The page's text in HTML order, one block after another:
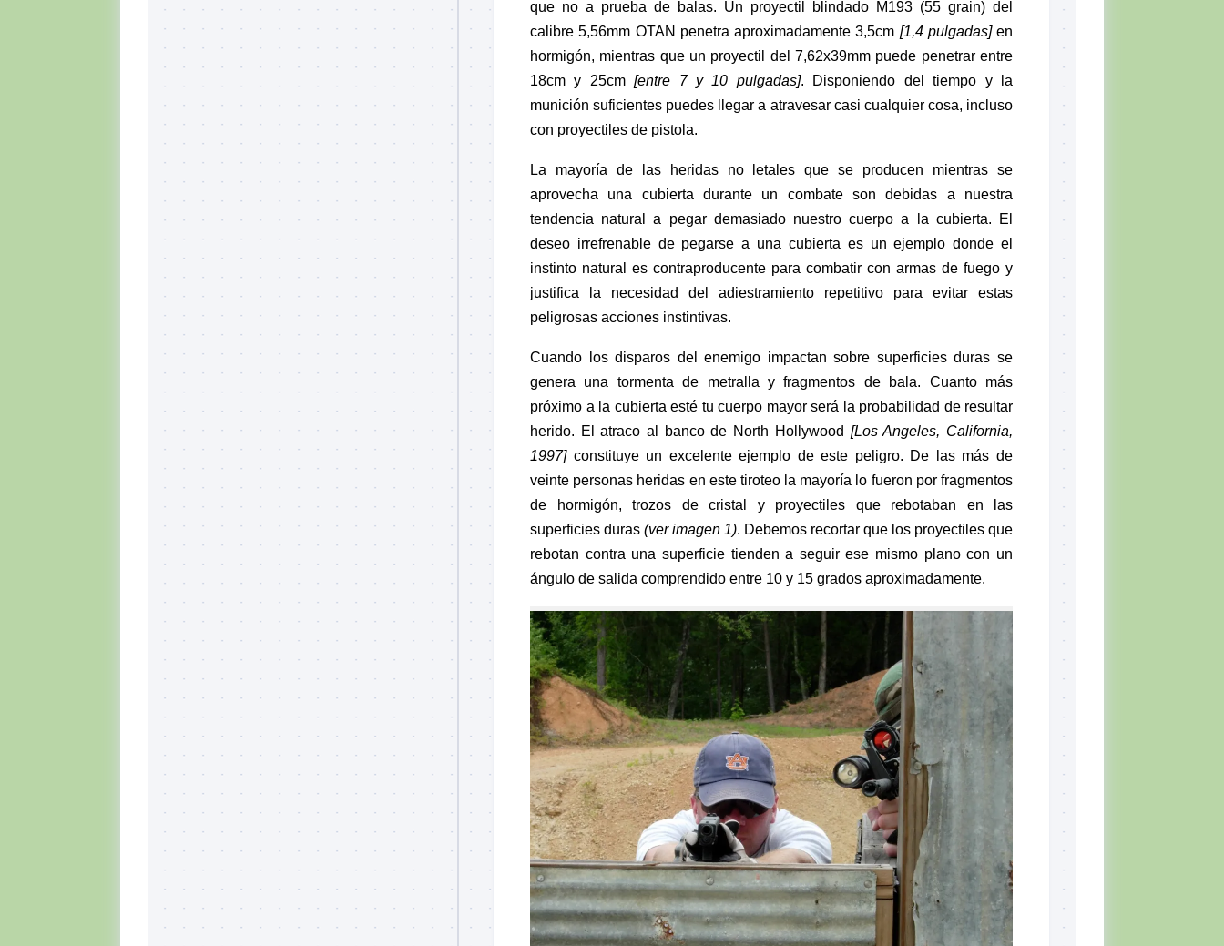
que no a prueba de balas. Un proyectil blindado M193 (55 grain) del
calibre 5,56mm OTAN penetra aproximadamente 3,5cm [1,4 pulgadas]en
hormigón, mientras que un proyectil del 7,62x39mm puede penetrar entre
18cm y 25cm[entre 7 y 10 pulgadas]. Disponiendo del tiempo y la
munición suficientes puedes llegar a atravesar casi cualquier cosa, incluso
con proyectiles de pistola.
La mayoría de las heridas no letales que se producen mientras se
aprovecha una cubierta durante un combate son debidas a nuestra
tendencia natural a pegar demasiado nuestro cuerpo a la cubierta. El
deseo irrefrenable de pegarse a una cubierta es un ejemplo donde el
instinto natural es contraproducente para combatir con armas de fuego y
justifica la necesidad del adiestramiento repetitivo para evitar estas
peligrosas acciones instintivas.
Cuando los disparos del enemigo impactan sobre superficies duras se
genera una tormenta de metralla y fragmentos de bala. Cuanto más
próximo a la cubierta esté tu cuerpo mayor será la probabilidad de resultar
herido. El atraco al banco de North Hollywood [Los Angeles, California,
1997]constituye un excelente ejemplo de este peligro. De las más de
veinte personas heridas en este tiroteo la mayoría lo fueron por fragmentos
de hormigón, trozos de cristal y proyectiles que rebotaban en las
superficies duras (ver imagen 1). Debemos recortar que los proyectiles que
rebotan contra una superficie tienden a seguir ese mismo plano con un
ángulo de salida comprendido entre 10 y 15 grados aproximadamente.